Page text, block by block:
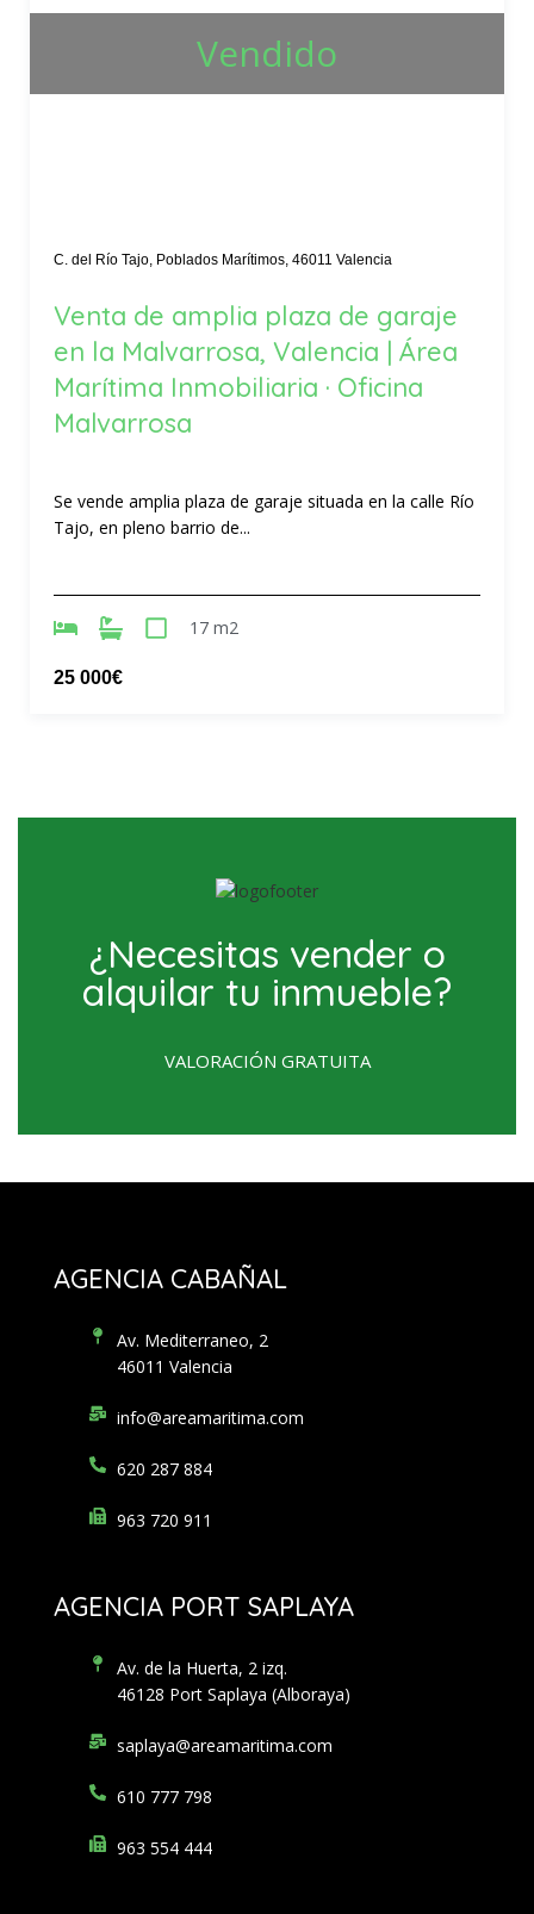
Vendido
C. del Río Tajo, Poblados Marítimos, 46011 Valencia
Venta de amplia plaza de garaje
en la Malvarrosa, Valencia | Área
Marítima Inmobiliaria · Oficina
Malvarrosa
Se vende amplia plaza de garaje situada en la calle Río
Tajo, en pleno barrio de...
17 m2
25 000€
¿Necesitas vender o
alquilar tu inmueble?
VALORACIÓN GRATUITA
AGENCIA CABAÑAL
Av. Mediterraneo, 2
46011 Valencia
info@areamaritima.com
620 287 884
963 720 911
AGENCIA PORT SAPLAYA
Av. de la Huerta, 2 izq.
46128 Port Saplaya (Alboraya)
saplaya@areamaritima.com
610 777 798
963 554 444